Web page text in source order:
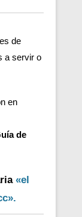
de
a servir o
en
de
«el